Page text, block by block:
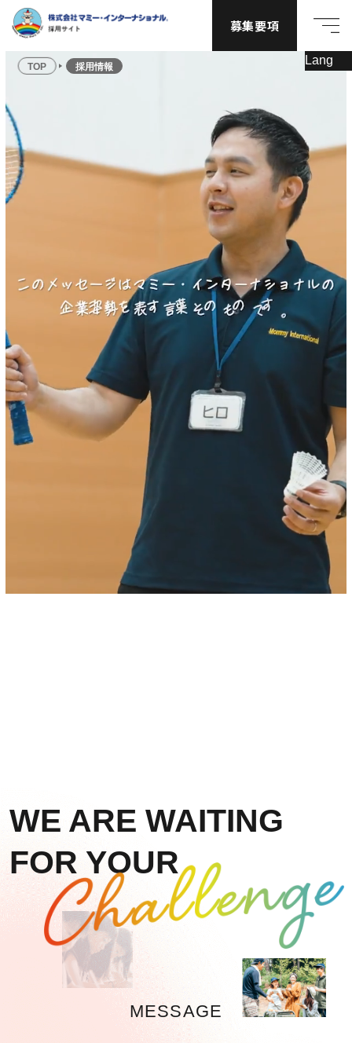
募集要項
TOP 採用情報
WE ARE WAITING
FOR YOUR
MESSAGE